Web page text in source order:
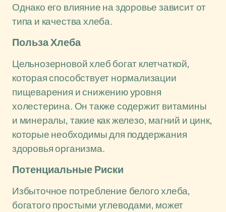
Однако его влияние на здоровье зависит от
типа и качества хлеба.
Польза Хлеба
Цельнозерновой хлеб богат клетчаткой,
которая способствует нормализации
пищеварения и снижению уровня
холестерина. Он также содержит витамины
и минералы, такие как железо, магний и цинк,
которые необходимы для поддержания
здоровья организма.
Потенциальные Риски
Избыточное потребление белого хлеба,
богатого простыми углеводами, может